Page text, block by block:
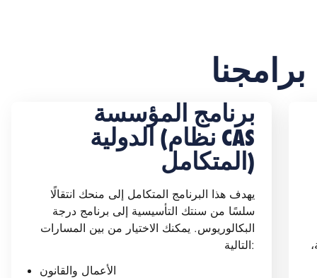
برامجنا
برنامج المؤسسة
الدولية (نظام CAS
المتكامل)
يهدف هذا البرنامج المتكامل إلى منحك انتقالًا
سلسًا من سنتك التأسيسية إلى برنامج درجة
البكالوريوس. يمكنك الاختيار من بين المسارات
التالية:
الأعمال والقانون